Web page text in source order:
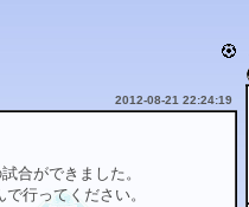
2012-08-21 22:24:19
合ができました。
行ってください。